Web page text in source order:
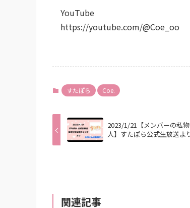
YouTube
https://youtube.com/@Coe_oo
すたぽら Coe.
2023/1/21【メンバーの私
人】すたぽら公式生放送よ
関連記事